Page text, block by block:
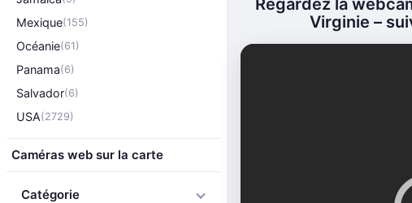
Mexique(155)
Océanie(61)
Panama(6)
Salvador(6)
USA(2729)
Caméras web sur la carte
Catégorie
Regardez la
Virginie –